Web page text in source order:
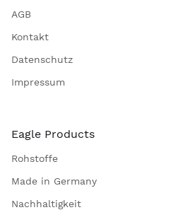
AGB
Kontakt
Datenschutz
Impressum
Eagle Products
Rohstoffe
Made in Germany
Nachhaltigkeit